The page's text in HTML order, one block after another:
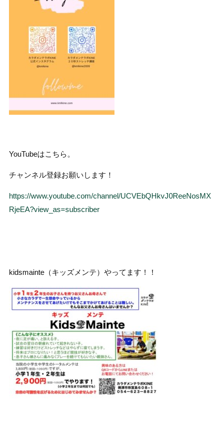
YouTubeはこちら。
チャンネル登録お願いします！
https://www.youtube.com/channel/UCVEbQHkvJ0ReeNosMX
RjeEA?view_as=subscriber
kidsmainte（キッズメンテ）やってます！！